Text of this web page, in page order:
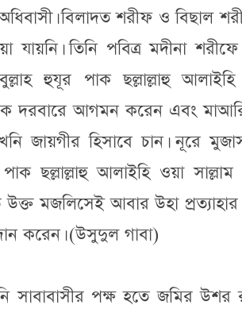
বিলাদত শরীফ ও বিছাল
যায়নি। তিনি পবিত্র মদীনা
হুযূর পাক ছল্লাল্লাহু
দরবারে আগমন করেন এবং
জায়গীর হিসাবে চান। নূরে
ছল্লাল্লাহু আলাইহি ওয়া সাল্লাম
উক্ত মজলিসেই আবার উহা
করেন। (উসুদুল গাবা)
সাবাবাসীর পক্ষ হতে জমির উশর
অসংখ্য
প্রমাণিত-